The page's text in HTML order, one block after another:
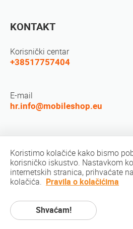
KONTAKT
Korisnički centar
+38517757404
E-mail
hr.info@mobileshop.eu
Autorsko pravo © 2010-2026 MobileShop.eu.
Koristimo kolačiće kako bismo
korisničko iskustvo. Nastavkom
internetskih stranica, prihvaćate
kolačića. Pravila o kolačićima
Shvaćam!